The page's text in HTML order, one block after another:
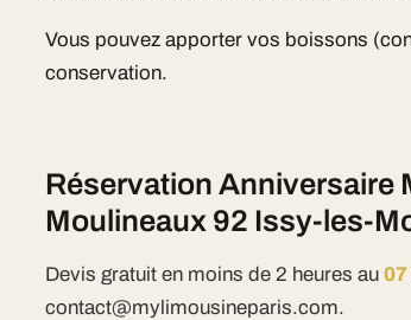
Vous pouvez apporter vos boissons
conservation.
Réservation Anniversaire
Moulineaux 92 Issy-les-
Devis gratuit en moins de 2 heures au07
contact@mylimousineparis.com.